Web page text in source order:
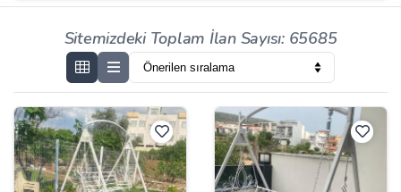
Sitemizdeki Toplam İlan Sayısı: 65685